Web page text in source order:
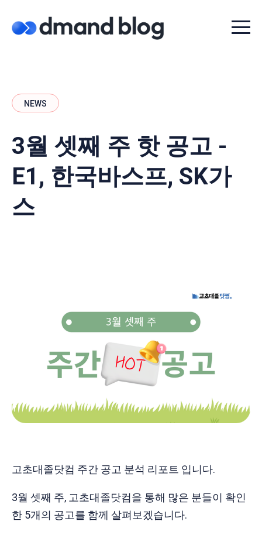
Menu
NEWS
3월 셋째 주 핫 공고 -
E1, 한국바스프, SK가
스
고초대졸닷컴 주간 공고 분석 리포트 입니다.
3월 셋째 주, 고초대졸닷컴을 통해 많은 분들이 확인
한 5개의 공고를 함께 살펴보겠습니다.